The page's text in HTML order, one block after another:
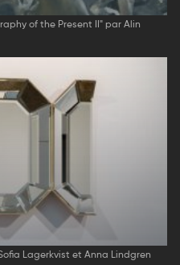
of the Present II" par Alin
Lagerkvist et Anna Lindgren